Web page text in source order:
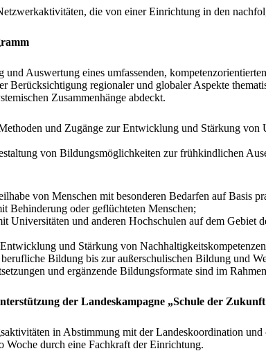
die von einer Einrichtung in den
Auswertung eines umfassenden,
Berücksichtigung regionaler und globaler Aspekte
Zusammenhänge abdeckt.
und Zugänge zur Entwicklung und Stärkung
von Bildungsmöglichkeiten zur frühkindlichen
von Menschen mit besonderen Bedarfen auf Basis
Behinderung oder geflüchteten Menschen;
Universitäten und anderen Hochschulen auf dem
und Stärkung von
Bildung bis zur außerschulischen Bildung und
und ergänzende Bildungsformate sind im
der Landeskampagne „Schule der
in Abstimmung mit der Landeskoordination
Woche durch eine Fachkraft der Einrichtung.